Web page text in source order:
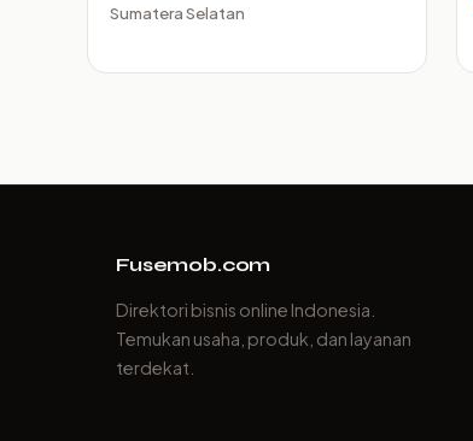
Sumatera Selatan
Fusemob.com
Direktori bisnis online Indonesia.
Temukan usaha, produk, dan layanan
terdekat.